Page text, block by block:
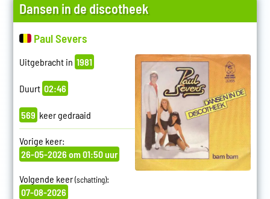
Dansen in de discotheek
Paul Severs
Uitgebracht in 1981
Duurt 02:46
569 keer gedraaid
Vorige keer:
26-05-2026 om 01:50 uur
Volgende keer(schatting):
07-08-2026